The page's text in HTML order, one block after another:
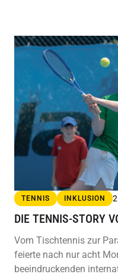
TENNIS INKLUSION
DIE TENNIS-STORY
Vom Tischtennis zur
feierte nach nur acht
beeindruckenden